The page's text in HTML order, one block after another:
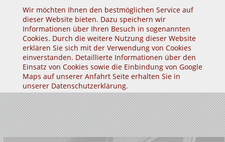
Wir möchten Ihnen den bestmöglichen Service auf
dieser Website bieten. Dazu speichern wir
Informationen über Ihren Besuch in sogenannten
Cookies. Durch die weitere Nutzung dieser Website
erklären Sie sich mit der Verwendung von Cookies
einverstanden. Detaillierte Informationen über den
Einsatz von Cookies sowie die Einbindung von Google
Maps auf unserer Anfahrt Seite erhalten Sie in
unserer Datenschutzerklärung.